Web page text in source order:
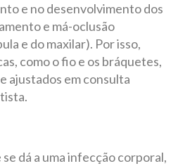
e no desenvolvimento dos
e má-oclusão
e do maxilar). Por isso,
como o fio e os bráquetes,
ajustados em consulta
dá a uma infecção corporal,